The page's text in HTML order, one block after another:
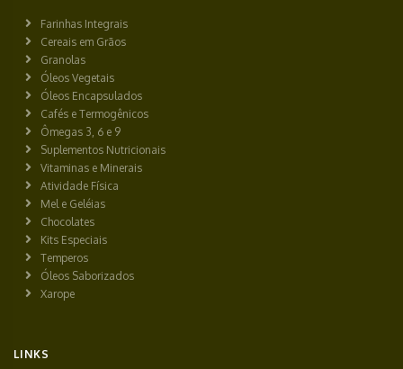
Farinhas Integrais
Cereais em Grãos
Granolas
Óleos Vegetais
Óleos Encapsulados
Cafés e Termogênicos
Ômegas 3, 6 e 9
Suplementos Nutricionais
Vitaminas e Minerais
Atividade Física
Mel e Geléias
Chocolates
Kits Especiais
Temperos
Óleos Saborizados
Xarope
LINKS